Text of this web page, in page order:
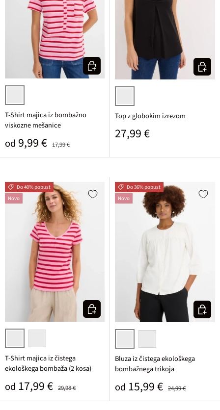
rozasta/živo rdeča/bela črtasta
T-Shirt majica iz bombažno
viskozne mešanice
Prodajna cena
od 9,99 € 17,99 €
Izberi varianto
črna
Top z globokim izrezom
Običajna cena
27,99 €
Izberi
Do 40% popust
Novo
rozasta/živo rdeča/bela črtasta
bela/svetlo metina/olivna črtasta
T-Shirt majica iz čistega
ekološkega bombaža (2 kosa)
Prodajna cena
od 17,99 € 29,98 €
Izberi varianto
Do 36% popust
Novo
bela rozasta
Bluza iz čistega ekološkega
bombažnega trikoja
Prodajna cena
od 15,99 € 24,99 €
Izberi